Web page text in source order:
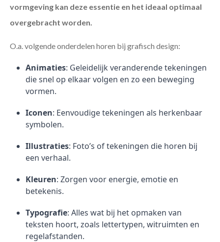
vormgeving kan deze essentie en het ideaal optimaal
overgebracht worden.
O.a. volgende onderdelen horen bij grafisch design:
Animaties: Geleidelijk veranderende tekeningen
die snel op elkaar volgen en zo een beweging
vormen.
Iconen: Eenvoudige tekeningen als herkenbaar
symbolen.
Illustraties: Foto’s of tekeningen die horen bij
een verhaal.
Kleuren: Zorgen voor energie, emotie en
betekenis.
Typografie: Alles wat bij het opmaken van
teksten hoort, zoals lettertypen, witruimten en
regelafstanden.